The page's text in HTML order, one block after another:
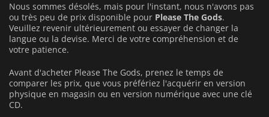
Nous sommes désolés, mais pour l'instant, nous n'avons pas
ou très peu de prix disponible pour Please The Gods.
Veuillez revenir ultérieurement ou essayer de changer la
langue ou la devise. Merci de votre compréhension et de
votre patience.
Avant d'acheter Please The Gods, prenez le temps de
comparer les prix, que vous préfériez l'acquérir en version
physique en magasin ou en version numérique avec une clé
CD.